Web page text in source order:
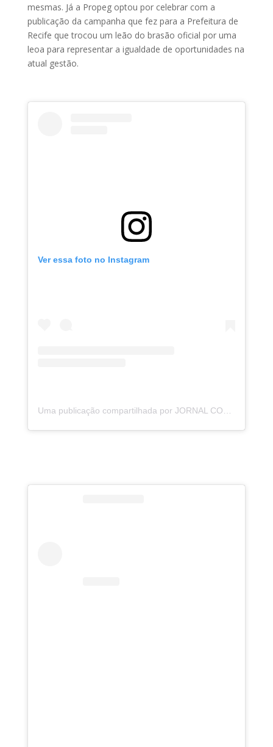
mesmas. Já a Propeg optou por celebrar com a
publicação da campanha que fez para a Prefeitura de
Recife que trocou um leão do brasão oficial por uma
leoa para representar a igualdade de oportunidades na
atual gestão.
Ver essa foto no Instagram